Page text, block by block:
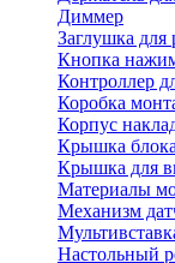
Диммер
Заглушка для
Кнопка
Контроллер
Коробка
Корпус
Крышка
Крышка для
Материалы
Механизм
Настольный